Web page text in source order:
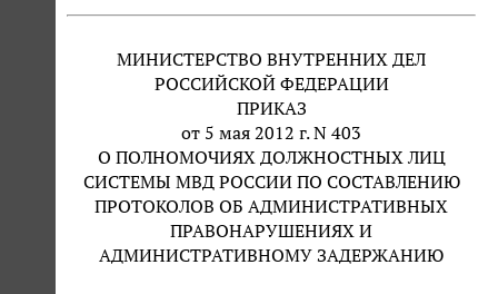
МИНИСТЕРСТВО ВНУТРЕННИХ ДЕЛ
РОССИЙСКОЙ ФЕДЕРАЦИИ
ПРИКАЗ
от 5 мая 2012 г. N 403
О ПОЛНОМОЧИЯХ ДОЛЖНОСТНЫХ ЛИЦ
СИСТЕМЫ МВД РОССИИ ПО СОСТАВЛЕНИЮ
ПРОТОКОЛОВ ОБ АДМИНИСТРАТИВНЫХ
ПРАВОНАРУШЕНИЯХ И
АДМИНИСТРАТИВНОМУ ЗАДЕРЖАНИЮ